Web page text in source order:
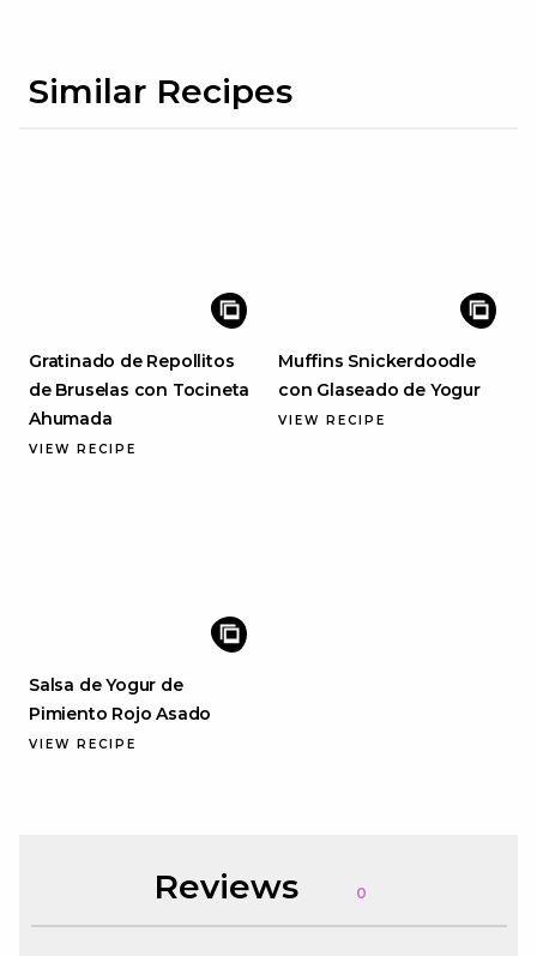
Similar Recipes
Gratinado de Repollitos
de Bruselas con Tocineta
Ahumada
VIEW RECIPE
Muffins Snickerdoodle
con Glaseado de Yogur
VIEW RECIPE
Salsa de Yogur de
Pimiento Rojo Asado
VIEW RECIPE
Reviews 0